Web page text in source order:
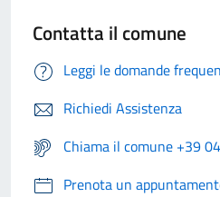
Contatta il comune
Leggi le domande
Richiedi Assistenza
Chiama il comune +39
Prenota un